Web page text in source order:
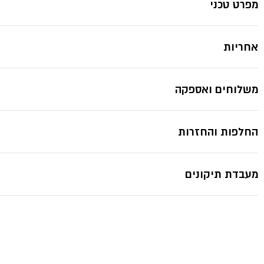
מפרט טכני
אחריות
משלוחים ואספקה
החלפות והחזרות
מעבדת תיקונים